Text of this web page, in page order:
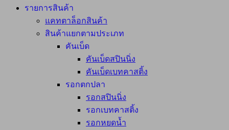
รายการสินค้า
แคทตาล็อกสินค้า
สินค้าแยกตามประเภท
คันเบ็ด
คันเบ็ดสปินนิ่ง
คันเบ็ดเบทคาสติ้ง
รอกตกปลา
รอกสปินนิ่ง
รอกเบทคาสติ้ง
รอกหยดน้ำ